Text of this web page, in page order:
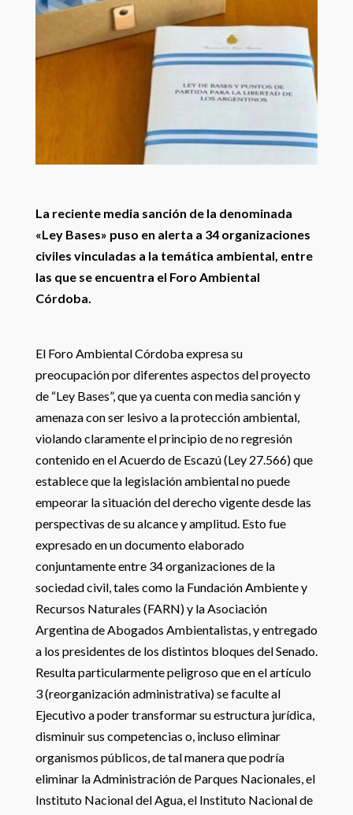
La reciente media sanción de la denominada
«Ley Bases» puso en alerta a 34 organizaciones
civiles vinculadas a la temática ambiental, entre
las que se encuentra el Foro Ambiental
Córdoba.
El Foro Ambiental Córdoba expresa su
preocupación por diferentes aspectos del proyecto
de “Ley Bases”, que ya cuenta con media sanción y
amenaza con ser lesivo a la protección ambiental,
violando claramente el principio de no regresión
contenido en el Acuerdo de Escazú (Ley 27.566) que
establece que la legislación ambiental no puede
empeorar la situación del derecho vigente desde las
perspectivas de su alcance y amplitud. Esto fue
expresado en un documento elaborado
conjuntamente entre 34 organizaciones de la
sociedad civil, tales como la Fundación Ambiente y
Recursos Naturales (FARN) y la Asociación
Argentina de Abogados Ambientalistas, y entregado
a los presidentes de los distintos bloques del Senado.
Resulta particularmente peligroso que en el artículo
3 (reorganización administrativa) se faculte al
Ejecutivo a poder transformar su estructura jurídica,
disminuir sus competencias o, incluso eliminar
organismos públicos, de tal manera que podría
eliminar la Administración de Parques Nacionales, el
Instituto Nacional del Agua, el Instituto Nacional de